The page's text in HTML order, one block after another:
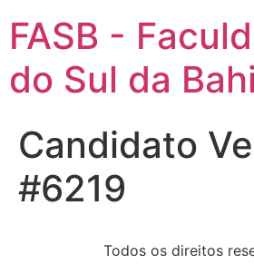
FASB -
do Sul da
Candidato
#6219
Todos os direitos